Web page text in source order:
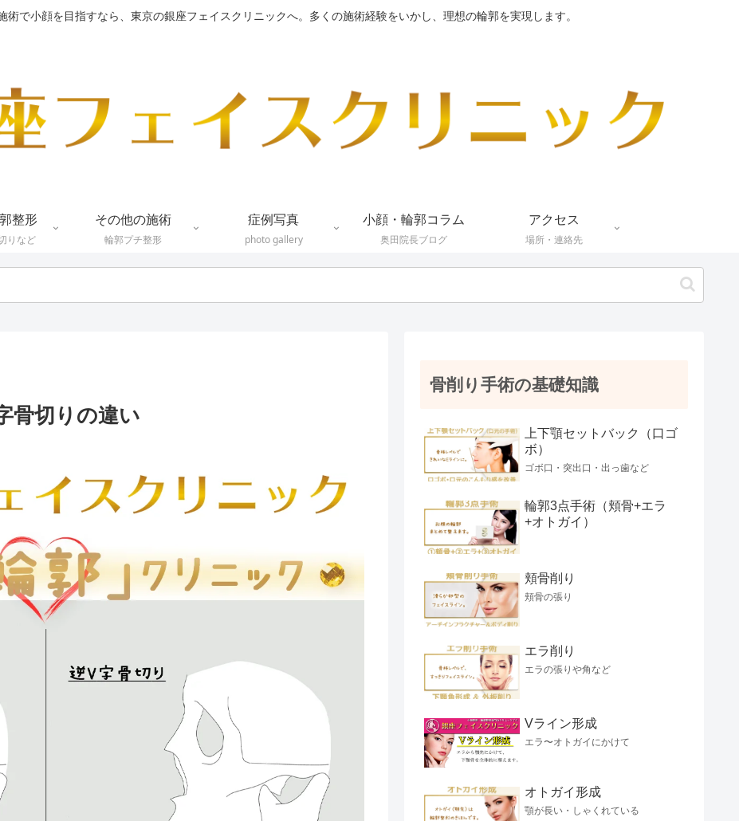
術で小顔を目指すなら、東京の銀座フェイスクリニックへ。多くの施術経験をいかし、理想の輪郭を実現します。
整形
りなど
その他の施術
輪郭プチ整形
症例写真
photo gallery
小顔・輪郭コラム
奥田院長ブログ
アクセス
場所・連絡先
骨切りの違い
骨削り手術の基礎知識
上下顎セットバック（口ゴ
ボ）
ゴボ口・突出口・出っ歯など
輪郭3点手術（頬骨+エラ
+オトガイ）
頬骨削り
頬骨の張り
エラ削り
エラの張りや角など
Vライン形成
エラ〜オトガイにかけて
オトガイ形成
顎が長い・しゃくれている